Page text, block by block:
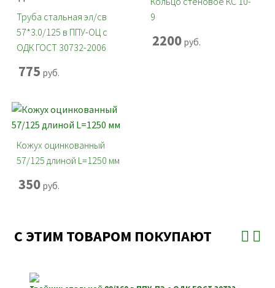
Труба стальная эл/св
57*3.0/125 в ППУ-ОЦ с
ОДК ГОСТ 30732-2006
775 руб.
9
2200 руб.
Кожух оцинкованный
57/125 длиной L=1250 мм
350руб.
С ЭТИМ ТОВАРОМ ПОКУПАЮТ